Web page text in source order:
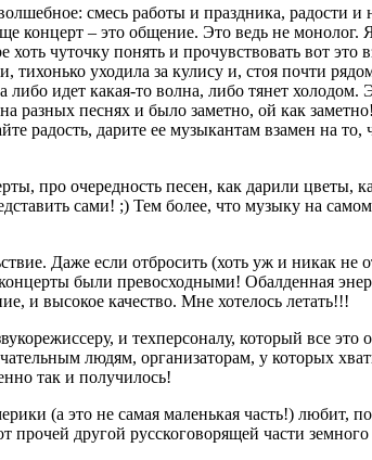
смесь работы и праздника, радости и
концерт – это общение. Это ведь не монолог.
чуточку понять и прочувствовать вот это
тихонько уходила за кулису и, стоя почти
либо идет какая-то волна, либо тянет холодом.
разных песнях и было заметно, ой как
радость, дарите ее музыкантам взамен на то,
про очередность песен, как дарили цветы,
сами! ;) Тем более, что музыку на
Даже если отбросить (хоть уж и никак не
были превосходными! Обалденная
и высокое качество. Мне хотелось летать!!!
и техперсоналу, который все это
людям, организаторам, у которых
так и получилось!
(а это не самая маленькая часть!) любит,
прочей другой русскоговорящей части